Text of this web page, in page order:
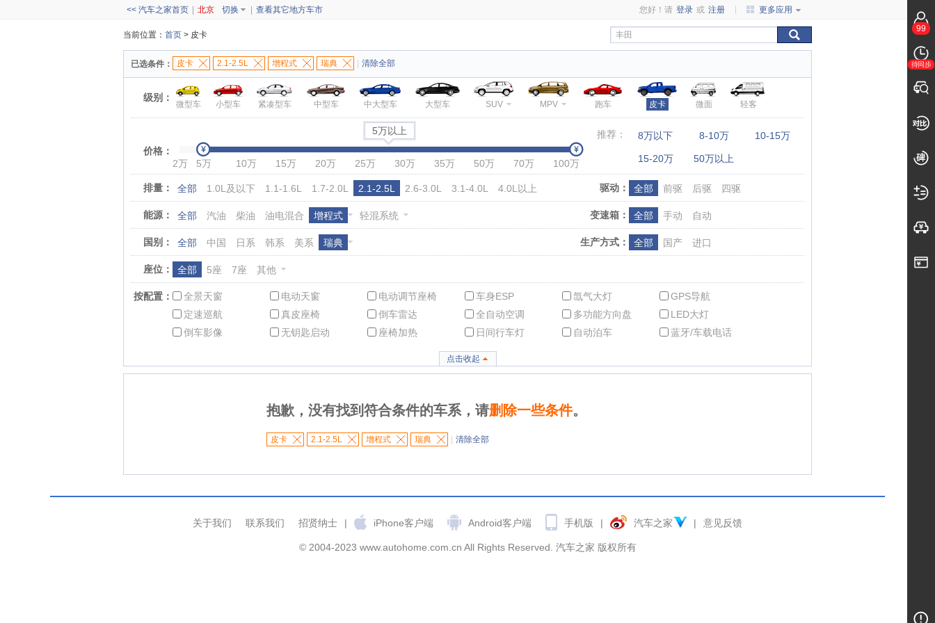
<< 汽车之家首页 北京 切换 查看其它地方车市 更多应用
您好！请 登录 或 注册
当前位置： 首页 > 皮卡
已选条件： 皮卡 2.1-2.5L 增程式 瑞典 清除全部
级别：
微型车 小型车 紧凑型车 中型车 中大型车 大型车 SUV MPV 跑车 皮卡 微面 轻客
价格：
5万以上
2万 5万 10万 15万 20万 25万 30万 35万 50万 70万 100万
推荐： 8万以下 8-10万 10-15万
15-20万 50万以上
排量： 全部 1.0L及以下 1.1-1.6L 1.7-2.0L 2.1-2.5L 2.6-3.0L 3.1-4.0L 4.0L以上 驱动： 全部 前驱 后驱 四驱
能源： 全部 汽油 柴油 油电混合 增程式 轻混系统 变速箱： 全部 手动 自动
国别： 全部 中国 日系 韩系 美系 瑞典 生产方式： 全部 国产 进口
座位： 全部 5座 7座 其他
按配置： 全景天窗 电动天窗 电动调节座椅 车身ESP 氙气大灯
GPS导航
定速巡航
真皮座椅 倒车雷达 全自动空调 多功能方向盘
LED大灯
倒车影像
无钥匙启动 座椅加热 日间行车灯 自动泊车 蓝牙/车载电话
点击收起
抱歉，没有找到符合条件的车系，请删除一些条件。
皮卡 2.1-2.5L 增程式 瑞典 清除全部
关于我们 联系我们 招贤纳士 | iPhone客户端 Android客户端 手机版 | 汽车之家 | 意见反馈
© 2004-2023 www.autohome.com.cn All Rights Reserved. 汽车之家 版权所有
99
待同步